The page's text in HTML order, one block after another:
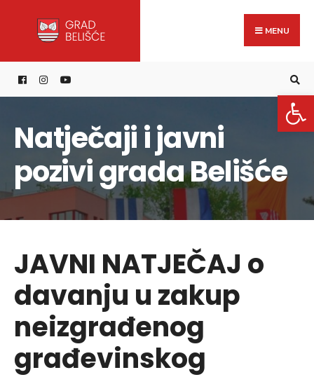
content
MENU
Natječaji i javni
pozivi grada Belišće
JAVNI NATJEČAJ o
davanju u zakup
neizgrađenog
građevinskog
for: